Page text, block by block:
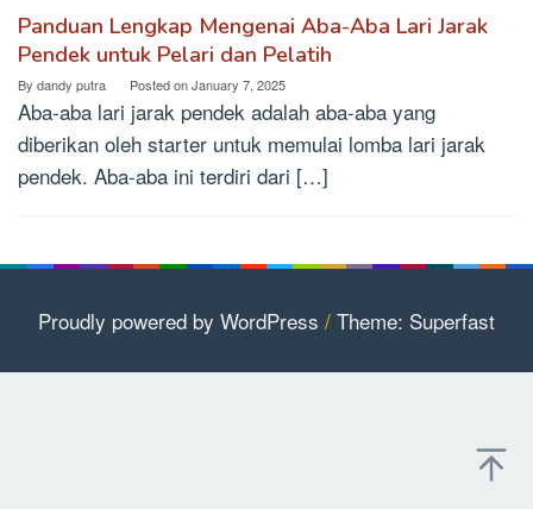
Panduan Lengkap Mengenai Aba-Aba Lari Jarak
Pendek untuk Pelari dan Pelatih
By dandy putra Posted onJanuary 7, 2025
Aba-aba lari jarak pendek adalah aba-aba yang
diberikan oleh starter untuk memulai lomba lari jarak
pendek. Aba-aba ini terdiri dari […]
Proudly powered by WordPress / Theme: Superfast